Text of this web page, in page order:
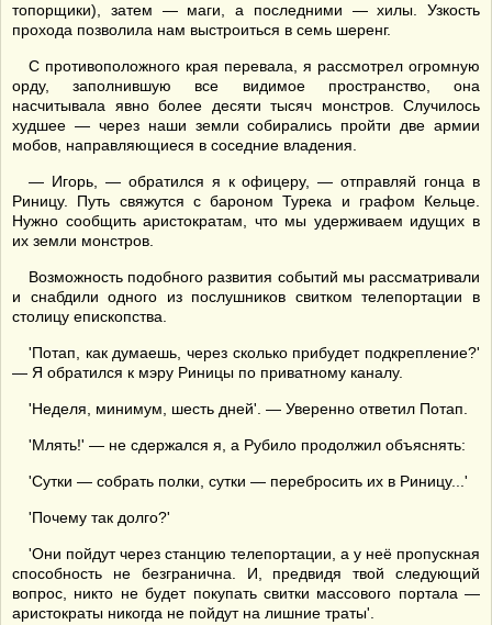
топорщики), затем — маги, а последними — хилы. Узкость
прохода позволила нам выстроиться в семь шеренг.
С противоположного края перевала, я рассмотрел огромную
орду, заполнившую все видимое пространство, она
насчитывала явно более десяти тысяч монстров. Случилось
худшее — через наши земли собирались пройти две армии
мобов, направляющиеся в соседние владения.
— Игорь, — обратился я к офицеру, — отправляй гонца в
Риницу. Путь свяжутся с бароном Турека и графом Кельце.
Нужно сообщить аристократам, что мы удерживаем идущих в
их земли монстров.
Возможность подобного развития событий мы рассматривали
и снабдили одного из послушников свитком телепортации в
столицу епископства.
'Потап, как думаешь, через сколько прибудет подкрепление?'
— Я обратился к мэру Риницы по приватному каналу.
'Неделя, минимум, шесть дней'. — Уверенно ответил Потап.
'Млять!' — не сдержался я, а Рубило продолжил объяснять:
'Сутки — собрать полки, сутки — перебросить их в Риницу...'
'Почему так долго?'
'Они пойдут через станцию телепортации, а у неё пропускная
способность не безгранична. И, предвидя твой следующий
вопрос, никто не будет покупать свитки массового портала —
аристократы никогда не пойдут на лишние траты'.